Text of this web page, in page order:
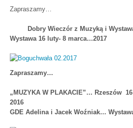
Zapraszamy…
Dobry Wieczór z Muzyką i
Wystawa 16 luty- 8 marca…2017
Zapraszamy…
„MUZYKA W PLAKACIE”… Rzeszów
2016
GDE Adelina i Jacek Woźniak…